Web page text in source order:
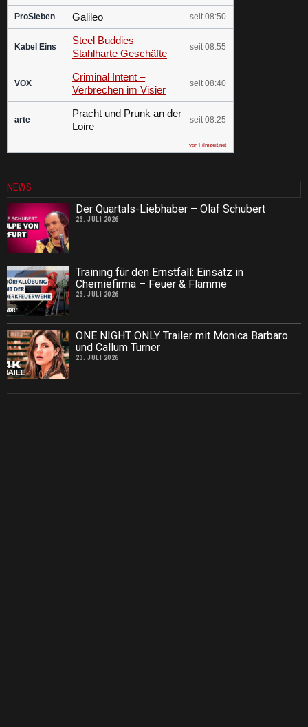
ProSieben Galileo seit 08:50
Kabel Eins
Steel Buddies –
Stahlharte Geschäfte
seit 08:55
VOX
Criminal Intent –
Verbrechen im Visier
seit 08:40
arte
Pracht und Prunk an der
Loire
seit 08:25
von Filmzeit.net
NEWS
Der Quartals-Liebhaber – Olaf Schubert
23. JULI 2026
Training für den Ernstfall: Einsatz in
Chemiefirma – Feuer & Flamme
23. JULI 2026
ONE NIGHT ONLY Trailer mit Monica Barbaro
und Callum Turner
23. JULI 2026